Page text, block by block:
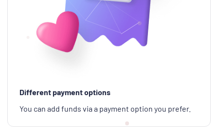
Different payment options
You can add funds via a payment option you prefer.